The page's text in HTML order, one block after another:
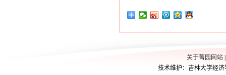
关于菁园网站
技术维护：吉林大学经济